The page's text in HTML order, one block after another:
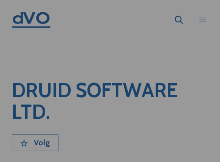
DRUID SOFTWARE
LTD.
Volg